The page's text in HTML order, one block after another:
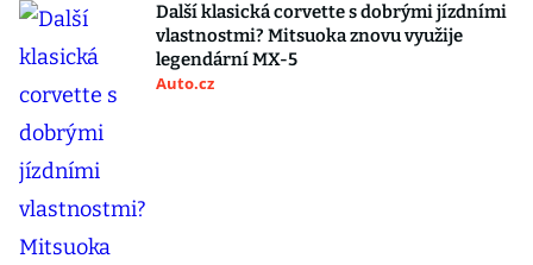
Další klasická corvette s dobrými jízdními
vlastnostmi? Mitsuoka znovu využije
legendární MX-5
Auto.cz